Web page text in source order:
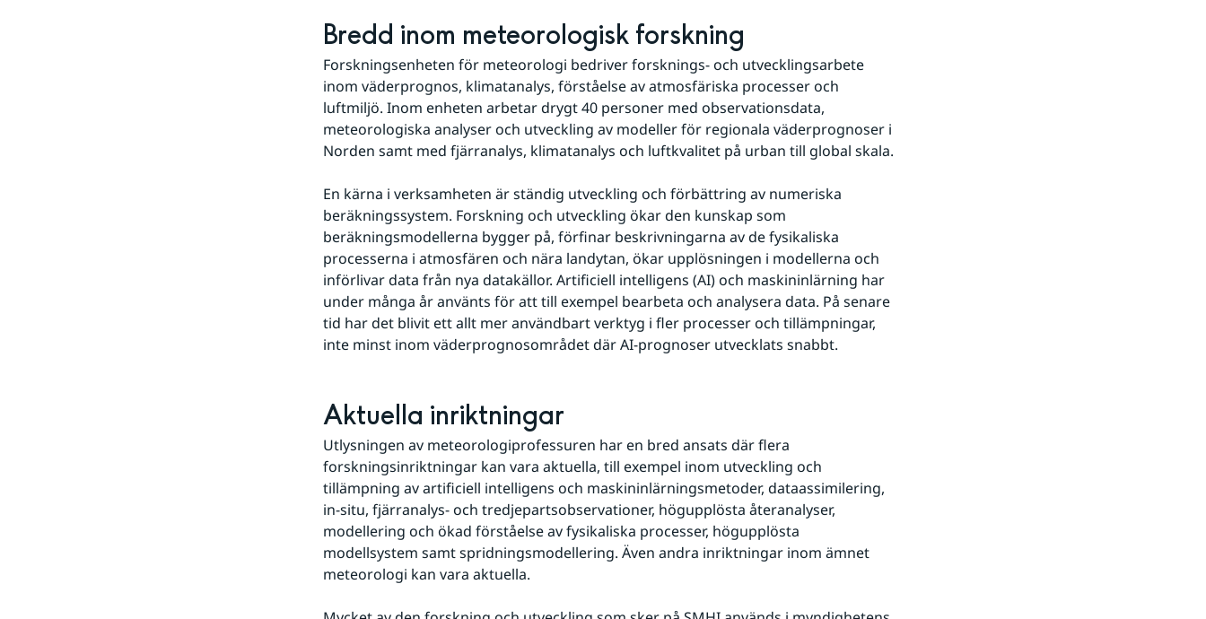
Bredd inom meteorologisk forskning
Forskningsenheten för meteorologi bedriver forsknings- och utvecklingsarbete
inom väderprognos, klimatanalys, förståelse av atmosfäriska processer och
luftmiljö. Inom enheten arbetar drygt 40 personer med observationsdata,
meteorologiska analyser och utveckling av modeller för regionala väderprognoser i
Norden samt med fjärranalys, klimatanalys och luftkvalitet på urban till global skala.
En kärna i verksamheten är ständig utveckling och förbättring av numeriska
beräkningssystem. Forskning och utveckling ökar den kunskap som
beräkningsmodellerna bygger på, förfinar beskrivningarna av de fysikaliska
processerna i atmosfären och nära landytan, ökar upplösningen i modellerna och
införlivar data från nya datakällor. Artificiell intelligens (AI) och maskininlärning har
under många år använts för att till exempel bearbeta och analysera data. På senare
tid har det blivit ett allt mer användbart verktyg i fler processer och tillämpningar,
inte minst inom väderprognosområdet där AI-prognoser utvecklats snabbt.
Aktuella inriktningar
Utlysningen av meteorologiprofessuren har en bred ansats där flera
forskningsinriktningar kan vara aktuella, till exempel inom utveckling och
tillämpning av artificiell intelligens och maskininlärningsmetoder, dataassimilering,
in-situ, fjärranalys- och tredjepartsobservationer, högupplösta återanalyser,
modellering och ökad förståelse av fysikaliska processer, högupplösta
modellsystem samt spridningsmodellering. Även andra inriktningar inom ämnet
meteorologi kan vara aktuella.